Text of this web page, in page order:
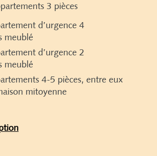
3 pièces
d’urgence 4
meublé
d’urgence 2
meublé
4-5 pièces, entre eux
mitoyenne